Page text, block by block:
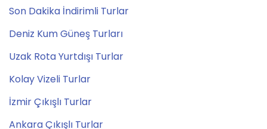
Son Dakika İndirimli Turlar
Deniz Kum Güneş Turları
Uzak Rota Yurtdışı Turlar
Kolay Vizeli Turlar
İzmir Çıkışlı Turlar
Ankara Çıkışlı Turlar